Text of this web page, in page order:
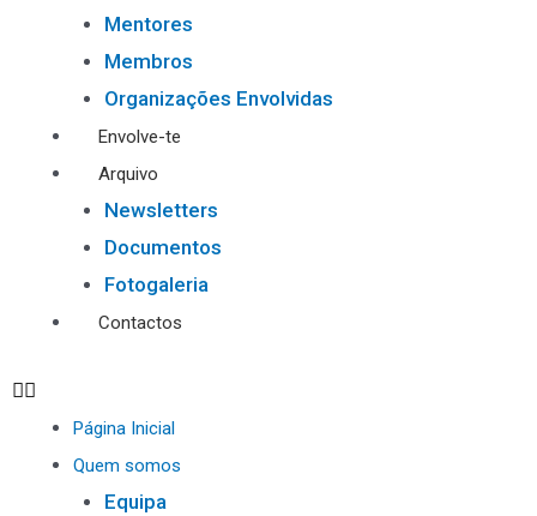
Mentores
Membros
Organizações Envolvidas
Envolve-te
Arquivo
Newsletters
Documentos
Fotogaleria
Contactos
Página Inicial
Quem somos
Equipa